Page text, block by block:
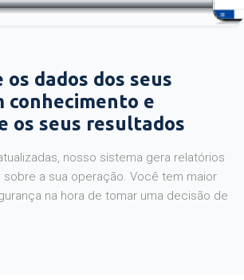
dados dos seus
conhecimento e
os seus resultados
nosso sistema gera relatórios
sobre a sua operação. Você tem maior
na hora de tomar uma decisão de